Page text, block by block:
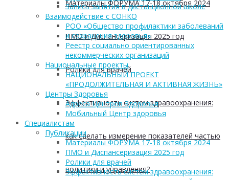
Материалы ФОРУМА 17-18 октября 2024
ПМО и Диспансеризация 2025 год
Ролики для врачей
Эффективность систем здравоохранения:
как сделать измерение показателей частью
политики и управления?
Запись занятия в дистанционной школе
Взаимодействие с СОНКО
РОО «Общество профилактики заболеваний
и сохранения здоровья»
Реестр социально ориентированных
некоммерческих организаций
Национальные проекты
НАЦИОНАЛЬНЫЙ ПРОЕКТ
«ПРОДОЛЖИТЕЛЬНАЯ И АКТИВНАЯ ЖИЗНЬ»
Центры Здоровья
Адреса Центров Здоровья
Мобильный Центр здоровья
Cпециалистам
Публикации
Материалы ФОРУМА 17-18 октября 2024
ПМО и Диспансеризация 2025 год
Ролики для врачей
Эффективность систем здравоохранения: